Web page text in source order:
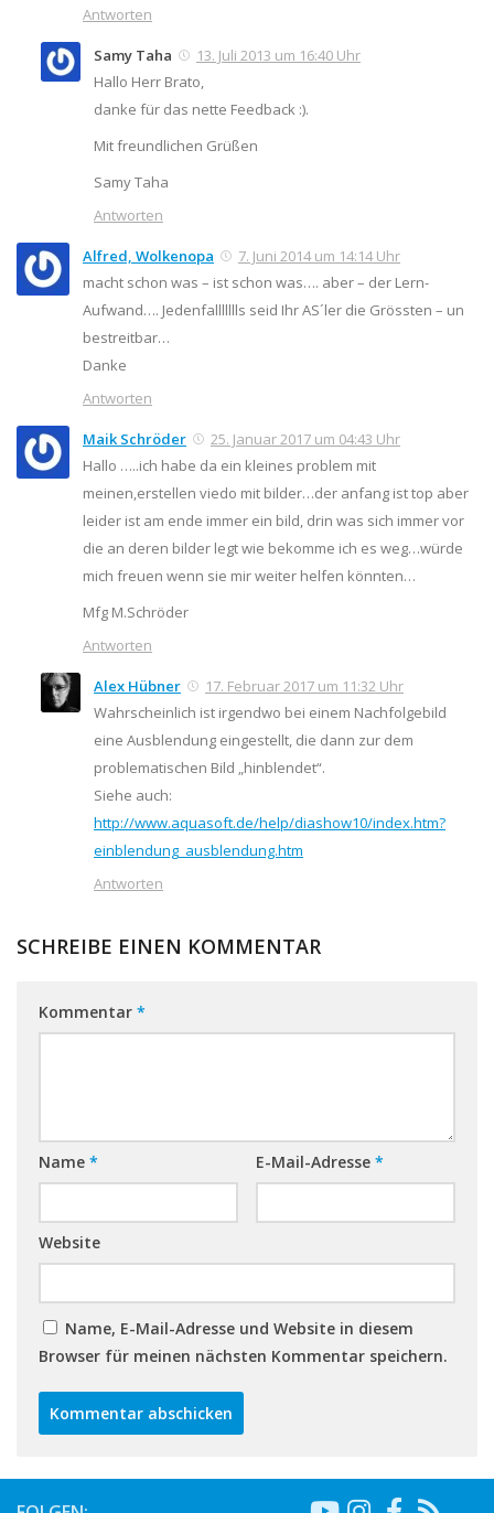
Antworten
Samy Taha
13. Juli 2013 um 16:40 Uhr
Hallo Herr Brato,
danke für das nette Feedback :).
Mit freundlichen Grüßen
Samy Taha
Antworten
Alfred, Wolkenopa
7. Juni 2014 um 14:14 Uhr
macht schon was – ist schon was…. aber – der Lern-
Aufwand…. Jedenfallllllls seid Ihr AS´ler die Grössten – un
bestreitbar…
Danke
Antworten
Maik Schröder
25. Januar 2017 um 04:43 Uhr
Hallo …..ich habe da ein kleines problem mit
meinen,erstellen viedo mit bilder…der anfang ist top aber
leider ist am ende immer ein bild, drin was sich immer vor
die an deren bilder legt wie bekomme ich es weg…würde
mich freuen wenn sie mir weiter helfen könnten…
Mfg M.Schröder
Antworten
Alex Hübner
17. Februar 2017 um 11:32 Uhr
Wahrscheinlich ist irgendwo bei einem Nachfolgebild
eine Ausblendung eingestellt, die dann zur dem
problematischen Bild „hinblendet“.
Siehe auch:
http://www.aquasoft.de/help/diashow10/index.htm?
einblendung_ausblendung.htm
Antworten
SCHREIBE EINEN KOMMENTAR
Kommentar *
Name * E-Mail-Adresse *
Website
Name, E-Mail-Adresse und Website in diesem
Browser für meinen nächsten Kommentar speichern.